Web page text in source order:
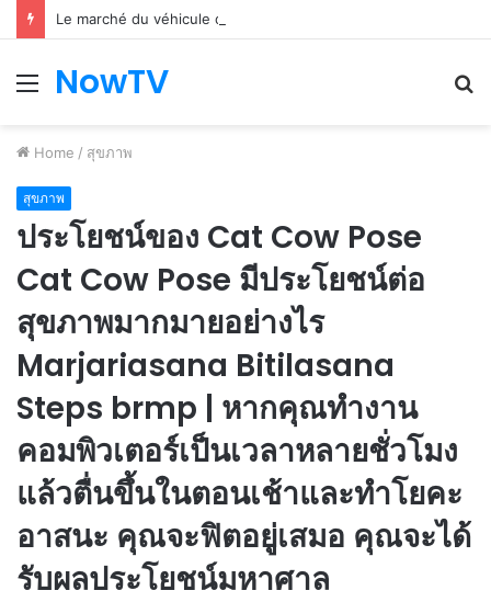
Le marché du véhicule d’occasion en plein essor
Menu
NowTV
Home / สุขภาพ
สุขภาพ
ประโยชน์ของ Cat Cow Pose
Cat Cow Pose มีประโยชน์ต่อ
สุขภาพมากมายอย่างไร
Marjariasana Bitilasana
Steps brmp | หากคุณทำงาน
คอมพิวเตอร์เป็นเวลาหลายชั่วโมง
แล้วตื่นขึ้นในตอนเช้าและทำโยคะ
อาสนะ คุณจะฟิตอยู่เสมอ คุณจะได้
รับผลประโยชน์มหาศาล